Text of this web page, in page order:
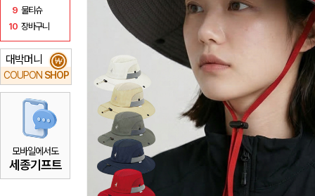
9 물티슈
10 장바구니
대박머니
COUPON SHOP
₩
모바일에서도
세종기프트